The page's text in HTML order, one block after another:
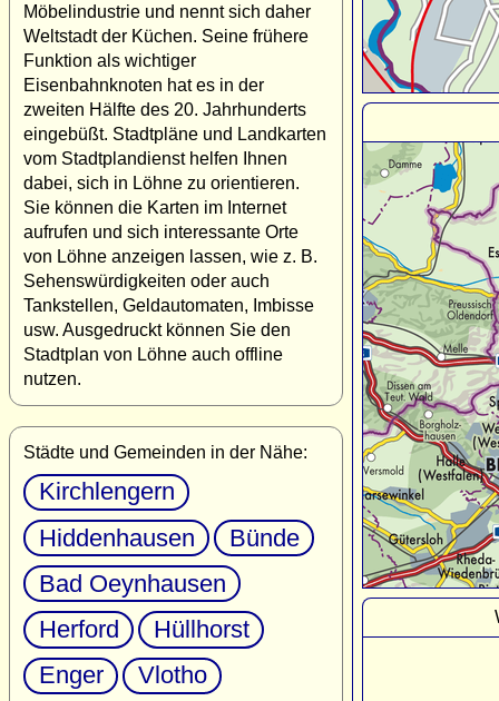
Möbelindustrie und nennt sich daher
Weltstadt der Küchen. Seine frühere
Funktion als wichtiger
Eisenbahnknoten hat es in der
zweiten Hälfte des 20. Jahrhunderts
eingebüßt. Stadtpläne und Landkarten
vom Stadtplandienst helfen Ihnen
dabei, sich in Löhne zu orientieren.
Sie können die Karten im Internet
aufrufen und sich interessante Orte
von Löhne anzeigen lassen, wie z. B.
Sehenswürdigkeiten oder auch
Tankstellen, Geldautomaten, Imbisse
usw. Ausgedruckt können Sie den
Stadtplan von Löhne auch offline
nutzen.
Städte und Gemeinden in der Nähe:
Kirchlengern
Hiddenhausen
Bünde
Bad Oeynhausen
Herford
Hüllhorst
Enger
Vlotho